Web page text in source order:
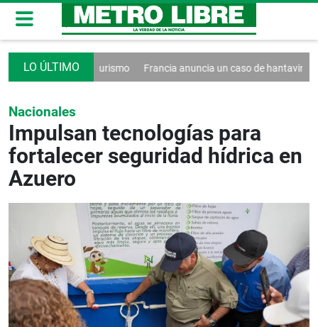
contra el turismo Francia anuncia un caso de hantavirus Andes
Nacionales
Impulsan tecnologías para
fortalecer seguridad hídrica en
Azuero